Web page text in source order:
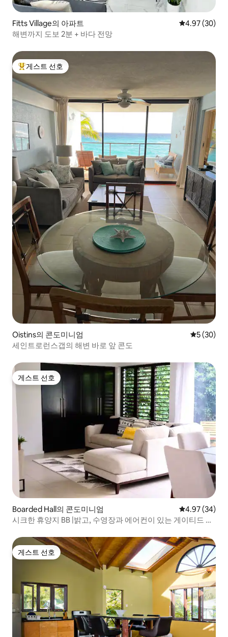
Fitts Village의 아파트 평점 4.97점(5
4.97 (30)
해변까지 도보 2분 + 바다 전망
상위 게스트 선호
게스트 선호
Oistins의 콘도미니엄 평점 5점(5
5 (30)
세인트로런스갭의 해변 바로 앞 콘도
게스트 선호
게스트 선호
Boarded Hall의 콘도미니엄 평점 4.97점(5
4.97 (34)
시크한 휴양지 BB |밝고, 수영장과 에어컨이 있는 게이티드 콘
게스트 선호
게스트 선호